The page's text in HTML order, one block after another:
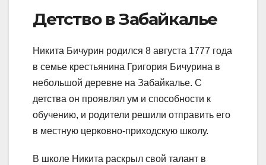
Детство в Забайкалье
Никита Бичурин родился 8 августа 1777 года
в семье крестьянина Григория Бичурина в
небольшой деревне на Забайкалье. С
детства он проявлял ум и способности к
обучению, и родители решили отправить его
в местную церковно-приходскую школу.
В школе Никита раскрыл свой талант в